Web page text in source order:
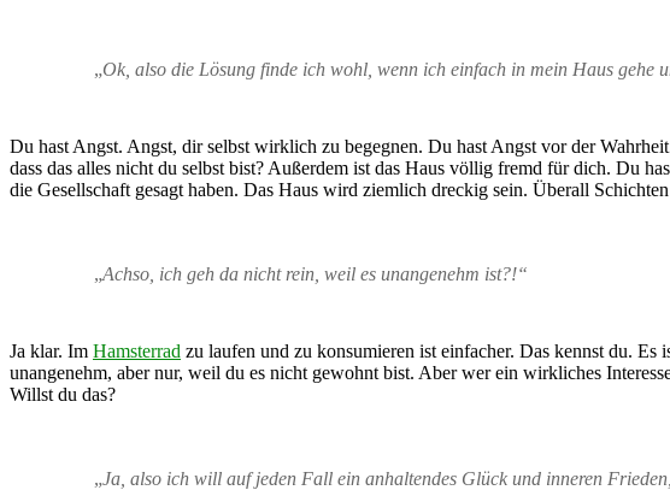
„Ok, also die Lösung finde ich wohl, wenn ich einfach in mein Haus gehe
Du hast Angst. Angst, dir selbst wirklich zu begegnen. Du hast Angst vor der
dass das alles nicht du selbst bist? Außerdem ist das Haus völlig fremd für dich. Du
die Gesellschaft gesagt haben. Das Haus wird ziemlich dreckig sein. Überall
„Achso, ich geh da nicht rein, weil es unangenehm ist?!“
Ja klar. Im Hamsterrad zu laufen und zu konsumieren ist einfacher. Das kennst du.
unangenehm, aber nur, weil du es nicht gewohnt bist. Aber wer ein wirkliches
Willst du das?
„Ja, also ich will auf jeden Fall ein anhaltendes Glück und inneren